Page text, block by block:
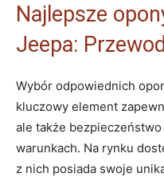
Najlepsze
Jeepa:
Wybór odpowiednich⁢
⁢kluczowy element
ale ‌także
‍warunkach. Na rynku
z nich ​posiada swoje